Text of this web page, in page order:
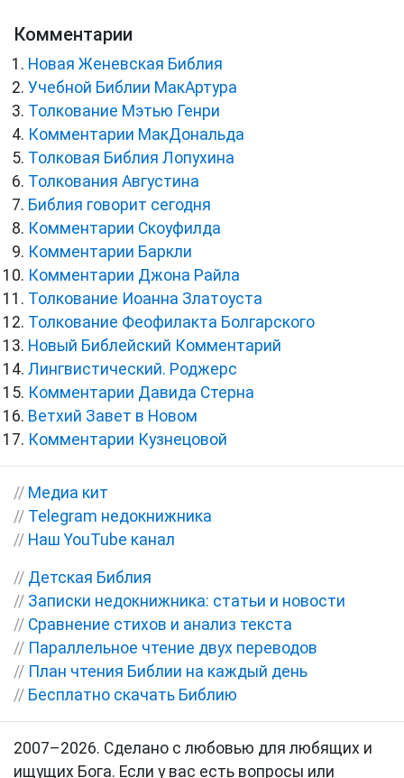
Комментарии
Новая Женевская Библия
Учебной Библии МакАртура
Толкование Мэтью Генри
Комментарии МакДональда
Толковая Библия Лопухина
Толкования Августина
Библия говорит сегодня
Комментарии Скоуфилда
Комментарии Баркли
Комментарии Джона Райла
Толкование Иоанна Златоуста
Толкование Феофилакта Болгарского
Новый Библейский Комментарий
Лингвистический. Роджерс
Комментарии Давида Стерна
Ветхий Завет в Новом
Комментарии Кузнецовой
// Медиа кит
// Telegram недокнижника
// Наш YouTube канал
// Детская Библия
// Записки недокнижника: статьи и новости
// Сравнение стихов и анализ текста
// Параллельное чтение двух переводов
// План чтения Библии на каждый день
// Бесплатно скачать Библию
2007–2026. Сделано с любовью для любящих и
ищущих Бога. Если у вас есть вопросы или